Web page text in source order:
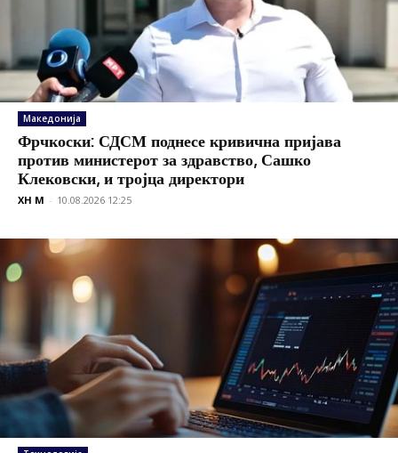
Македонија
Фрчкоски: СДСМ поднесе кривична пријава
против министерот за здравство, Сашко
Клековски, и тројца директори
XH M - 10.08.2026 12:25